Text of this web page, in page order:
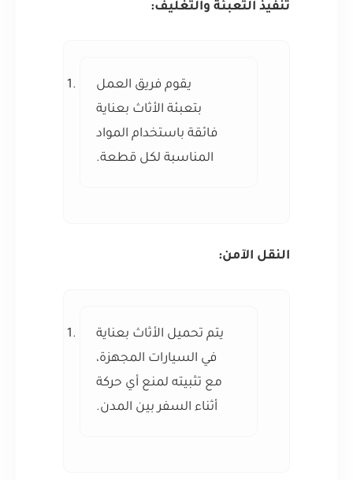
تنفيذ التعبئة والتغليف:
يقوم فريق العمل
بتعبئة الأثاث بعناية
فائقة باستخدام المواد
المناسبة لكل قطعة.
النقل الآمن:
يتم تحميل الأثاث بعناية
في السيارات المجهزة،
مع تثبيته لمنع أي حركة
أثناء السفر بين المدن.